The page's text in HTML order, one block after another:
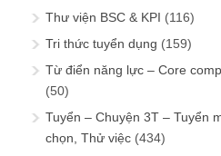
Thư viện BSC & KPI (116)
Tri thức tuyển dụng (159)
Từ điển năng lực – Core
(50)
Tuyển – Chuyện 3T – Tuyển
chọn, Thử việc (434)